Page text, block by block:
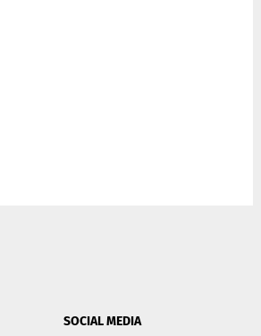
SOCIAL MEDIA